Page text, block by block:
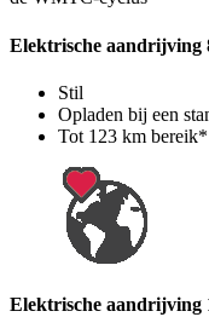
Elektrische aandrijving
Stil
Opladen bij een
Tot 123 km bereik*
Elektrische aandrijving